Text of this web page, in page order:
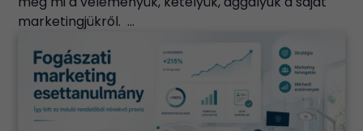
marketingjükről. ...